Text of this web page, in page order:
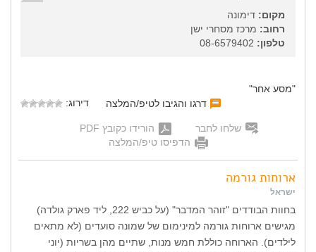
מקום: דימונה
רחוב: מרכז מסחרי ישן
טלפון:
"מסע אחר"
דרגו והגיבו לטיפ/המלצה
דירוג:
שלחו לחבר
הורידו כקובץ PDF
הדפיסו טיפ/המלצה
ארוחות גורמה
ישראל
בחוות הבודדים "זוהר המדבר" (על כביש 222, ליד פארק גולדה)
מגישים ארוחות גורמה למינימום של שמונה סועדים (לא מתאים
לילדים). הארוחה כוללת חמש מנות, שתיים מהן בשריות (יוני